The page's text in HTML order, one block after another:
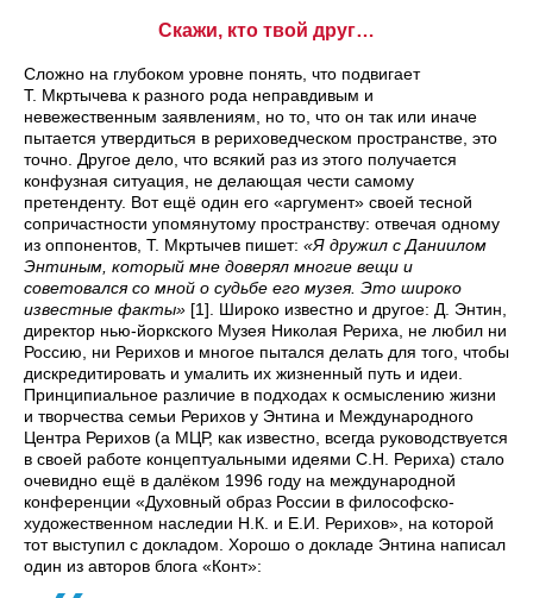
Скажи, кто твой друг…
Сложно на глубоком уровне понять, что подвигает
Т. Мкртычева к разного рода неправдивым и
невежественным заявлениям, но то, что он так или иначе
пытается утвердиться в рериховедческом пространстве, это
точно. Другое дело, что всякий раз из этого получается
конфузная ситуация, не делающая чести самому
претенденту. Вот ещё один его «аргумент» своей тесной
сопричастности упомянутому пространству: отвечая одному
из оппонентов, Т. Мкртычев пишет: «Я дружил с Даниилом
Энтиным, который мне доверял многие вещи и
советовался со мной о судьбе его музея. Это широко
известные факты» [1]. Широко известно и другое: Д. Энтин,
директор нью-йоркского Музея Николая Рериха, не любил ни
Россию, ни Рерихов и многое пытался делать для того, чтобы
дискредитировать и умалить их жизненный путь и идеи.
Принципиальное различие в подходах к осмыслению жизни
и творчества семьи Рерихов у Энтина и Международного
Центра Рерихов (а МЦР, как известно, всегда руководствуется
в своей работе концептуальными идеями С.Н. Рериха) стало
очевидно ещё в далёком 1996 году на международной
конференции «Духовный образ России в философско-
художественном наследии Н.К. и Е.И. Рерихов», на которой
тот выступил с докладом. Хорошо о докладе Энтина написал
один из авторов блога «Конт»: